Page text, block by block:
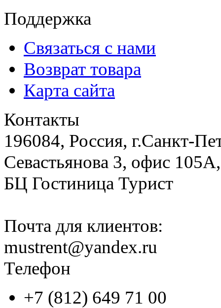
Поддержка
Связаться с нами
Возврат товара
Карта сайта
Контакты
196084, Россия, г.Санкт-
Севастьянова 3, офис 105А,
БЦ Гостиница Турист
Почта для клиентов:
mustrent@yandex.ru
Телефон
+7 (812) 649 71 00